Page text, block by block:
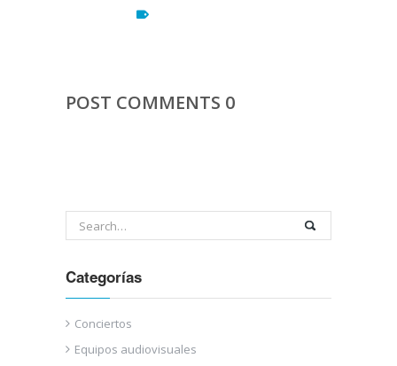
POST COMMENTS 0
Categorías
Conciertos
Equipos audiovisuales